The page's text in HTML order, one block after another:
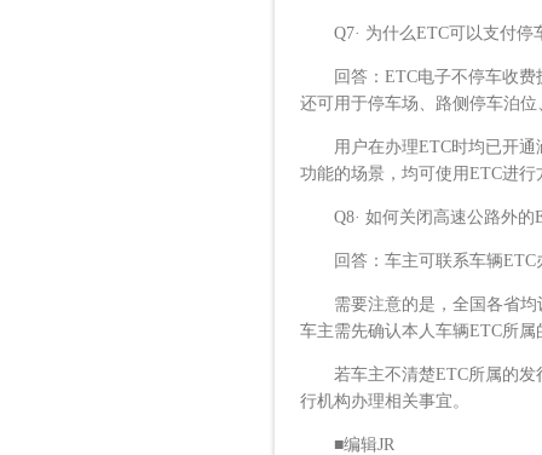
Q7· 为什么ETC可以支付停
回答：ETC电子不停车收费
还可用于停车场、路侧停车泊
用户在办理ETC时均已开通
功能的场景，均可使用ETC进
Q8· 如何关闭高速公路外的
回答：车主可联系车辆ETC
需要注意的是，全国各省均
车主需先确认本人车辆ETC所
若车主不清楚ETC所属的发行
行机构办理相关事宜。
■编辑JR